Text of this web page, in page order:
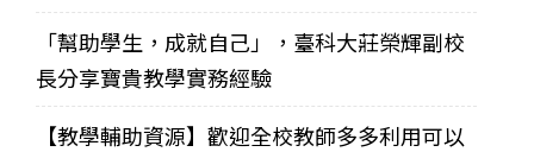
「幫助學生，成就自己」，臺科大莊榮輝副校
長分享寶貴教學實務經驗
【教學輔助資源】歡迎全校教師多多利用可以